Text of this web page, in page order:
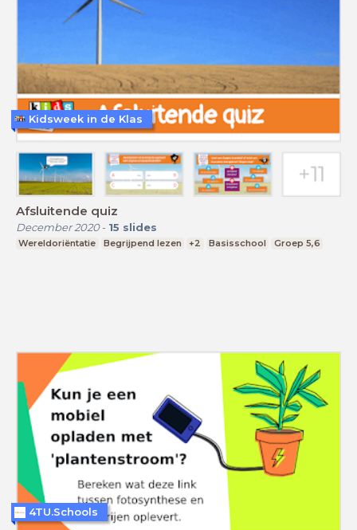
Afsluitende quiz
December 2020- 15 slides
Wereldoriëntatie Begrijpend lezen +2 Basisschool Groep 5,6
Kidsweek in de Klas
4TU.Schools